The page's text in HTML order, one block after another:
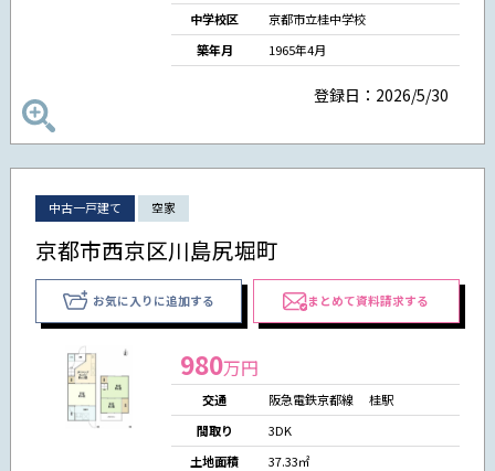
中学校区
京都市立桂中学校
築年月
1965年4月
登録日：2026/5/30
中古一戸建て 空家
京都市西京区川島尻堀町
お気に入りに追加する まとめて資料請求する
980万円
交通
阪急電鉄京都線 桂駅
間取り
3DK
土地面積
37.33㎡